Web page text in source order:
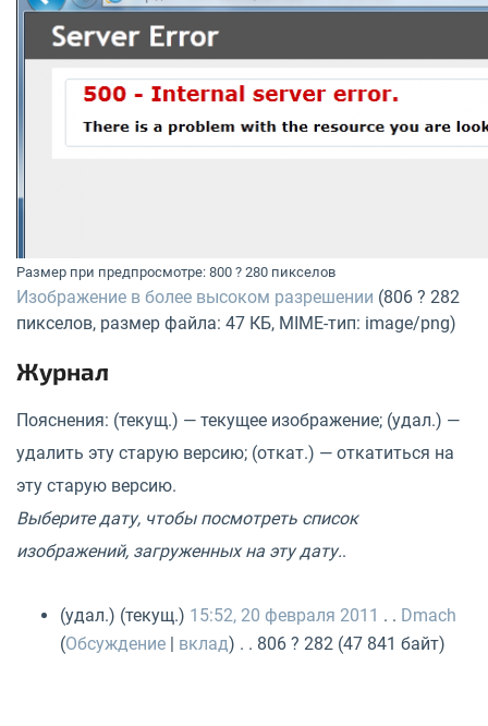
Размер при предпросмотре: 800 ? 280 пикселов
Изображение в более высоком разрешении (806 ? 282
пикселов, размер файла: 47 КБ, MIME-тип: image/png)
Журнал
Пояснения: (текущ.) — текущее изображение; (удал.) —
удалить эту старую версию; (откат.) — откатиться на
эту старую версию.
Выберите дату, чтобы посмотреть список
изображений, загруженных на эту дату..
(удал.) (текущ.) 15:52, 20 февраля 2011 . . Dmach
(Обсуждение | вклад) . . 806 ? 282 (47 841 байт)